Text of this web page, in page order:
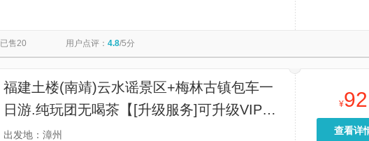
已售20 用户点评： 4.8/5分
福建土楼(南靖)云水谣景区+梅林古镇包车一
日游.纯玩团无喝茶【[升级服务]可升级VIP
团，专车接送，专业服务，时间充裕】
出发地：漳州
¥92
查看详